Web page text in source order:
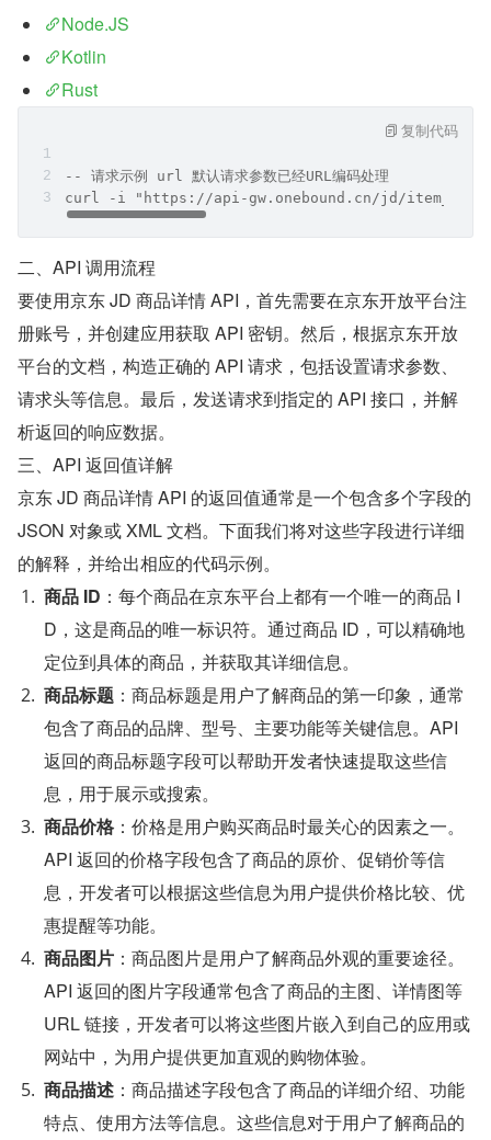
Node.JS
Kotlin
Rust
-- 请求示例 url 默认请求参数已经URL编码处理
curl -i "https://api-gw.onebound.cn/jd/item_get/
复制代码
二、API 调用流程
要使用京东 JD 商品详情 API，首先需要在京东开放平台注
册账号，并创建应用获取 API 密钥。然后，根据京东开放
平台的文档，构造正确的 API 请求，包括设置请求参数、
请求头等信息。最后，发送请求到指定的 API 接口，并解
析返回的响应数据。
三、API 返回值详解
京东 JD 商品详情 API 的返回值通常是一个包含多个字段的
JSON 对象或 XML 文档。下面我们将对这些字段进行详细
的解释，并给出相应的代码示例。
商品 ID ：每个商品在京东平台上都有一个唯一的商品 I
D，这是商品的唯一标识符。通过商品 ID，可以精确地
定位到具体的商品，并获取其详细信息。
商品标题 ：商品标题是用户了解商品的第一印象，通常
包含了商品的品牌、型号、主要功能等关键信息。API
返回的商品标题字段可以帮助开发者快速提取这些信
息，用于展示或搜索。
商品价格 ：价格是用户购买商品时最关心的因素之一。
API 返回的价格字段包含了商品的原价、促销价等信
息，开发者可以根据这些信息为用户提供价格比较、优
惠提醒等功能。
商品图片 ：商品图片是用户了解商品外观的重要途径。
API 返回的图片字段通常包含了商品的主图、详情图等
URL 链接，开发者可以将这些图片嵌入到自己的应用或
网站中，为用户提供更加直观的购物体验。
商品描述 ：商品描述字段包含了商品的详细介绍、功能
特点、使用方法等信息。这些信息对于用户了解商品的